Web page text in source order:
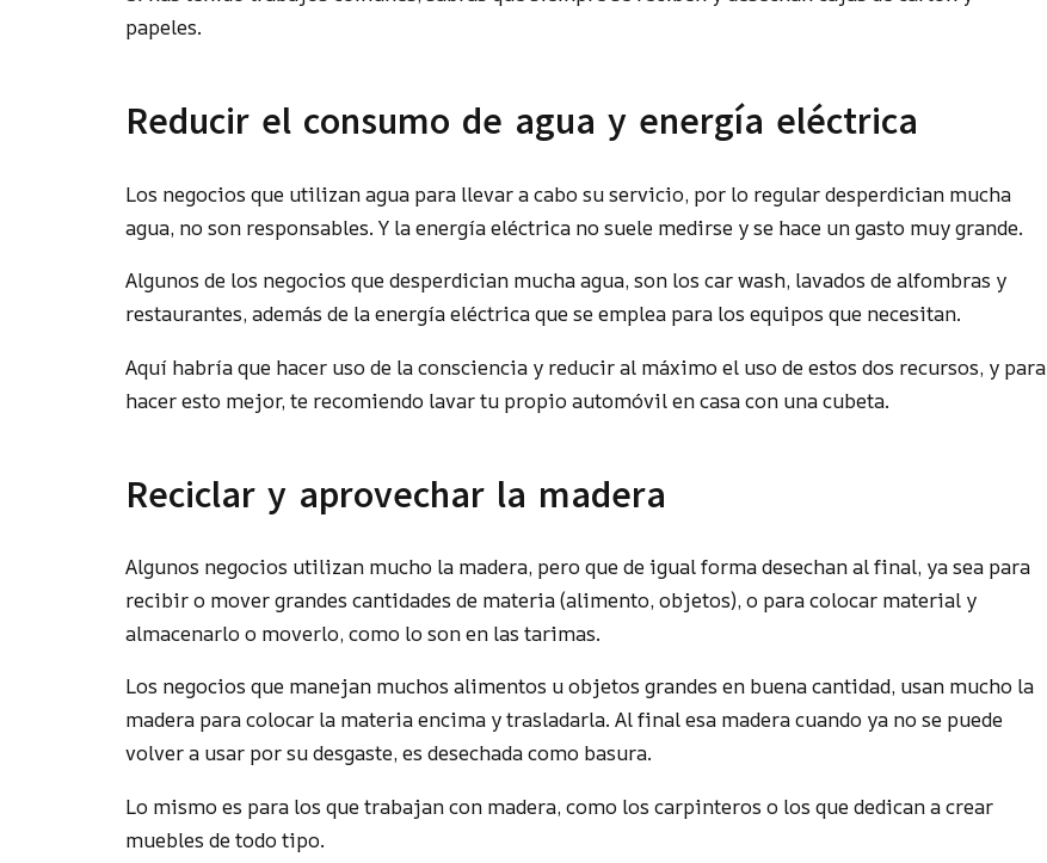
papeles.
Reducir el consumo de agua y energía eléctrica
Los negocios que utilizan agua para llevar a cabo su servicio, por lo regular desperdician mucha
agua, no son responsables. Y la energía eléctrica no suele medirse y se hace un gasto muy grande.
Algunos de los negocios que desperdician mucha agua, son los car wash, lavados de alfombras y
restaurantes, además de la energía eléctrica que se emplea para los equipos que necesitan.
Aquí habría que hacer uso de la consciencia y reducir al máximo el uso de estos dos recursos, y para
hacer esto mejor, te recomiendo lavar tu propio automóvil en casa con una cubeta.
Reciclar y aprovechar la madera
Algunos negocios utilizan mucho la madera, pero que de igual forma desechan al final, ya sea para
recibir o mover grandes cantidades de materia (alimento, objetos), o para colocar material y
almacenarlo o moverlo, como lo son en las tarimas.
Los negocios que manejan muchos alimentos u objetos grandes en buena cantidad, usan mucho la
madera para colocar la materia encima y trasladarla. Al final esa madera cuando ya no se puede
volver a usar por su desgaste, es desechada como basura.
Lo mismo es para los que trabajan con madera, como los carpinteros o los que dedican a crear
muebles de todo tipo.